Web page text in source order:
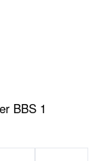
BBS 1